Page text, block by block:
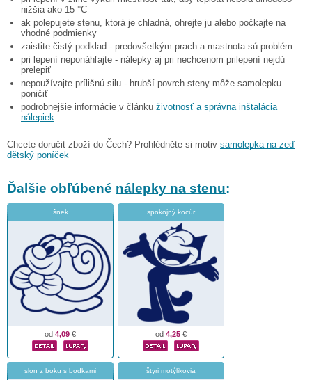
nižšia ako 15 °C
ak polepujete stenu, ktorá je chladná, ohrejte ju alebo počkajte na
vhodné podmienky
zaistite čistý podklad - predovšetkým prach a mastnota sú problém
pri lepení neponáhľajte - nálepky aj pri nechcenom prilepení nejdú
prelepiť
nepoužívajte prílišnú silu - hrubší povrch steny môže samolepku
poničiť
podrobnejšie informácie v článku životnosť a správna inštalácia
nálepiek
Chcete doručit zboží do Čech? Prohlédněte si motiv samolepka na zeď
dětský poníček
Ďalšie obľúbené nálepky na stenu:
šnek
od 4,09 €
spokojný kocúr
od 4,25 €
slon z boku s bodkami štyri motýlikovia